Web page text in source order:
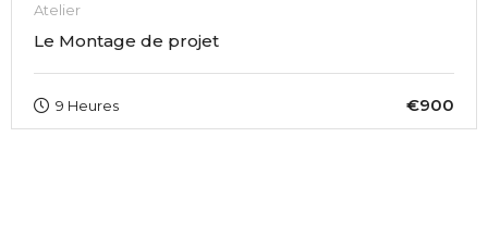
Atelier
Le Montage de projet
9 Heures €900